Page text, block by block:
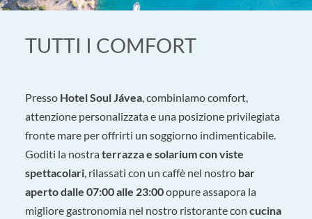
TUTTI I COMFORT
Presso Hotel Soul Jávea, combiniamo comfort,
attenzione personalizzata e una posizione privilegiata
fronte mare per offrirti un soggiorno indimenticabile.
Goditi la nostraterrazza e solarium con viste
spettacolari, rilassati con un caffè nel nostro bar
aperto dalle 07:00 alle 23:00oppure assapora la
migliore gastronomia nel nostro ristorante concucina